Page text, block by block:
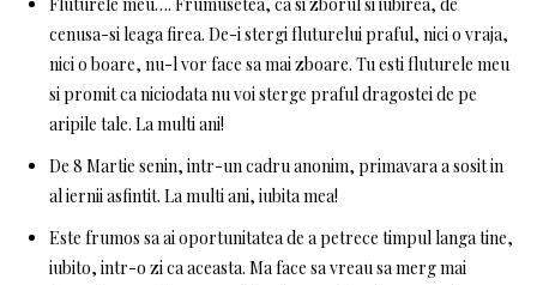
cenusa-si leaga firea. De-i stergi fluturelui praful, nici o vraja,
nici o boare, nu-l vor face sa mai zboare. Tu esti fluturele meu
si promit ca niciodata nu voi sterge praful dragostei de pe
aripile tale. La multi ani!
De 8 Martie senin, intr-un cadru anonim, primavara a sosit in
al iernii asfintit. La multi ani, iubita mea!
Este frumos sa ai oportunitatea de a petrece timpul langa tine,
iubito, intr-o zi ca aceasta. Ma face sa vreau sa merg mai